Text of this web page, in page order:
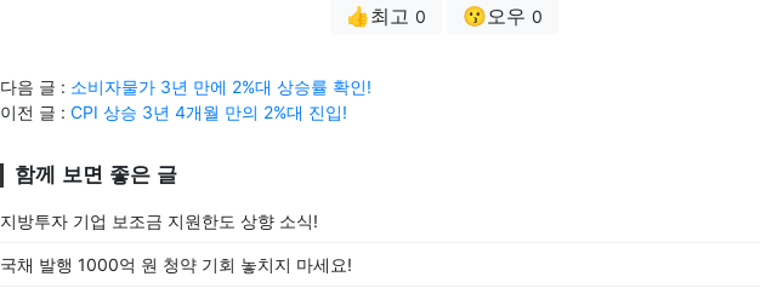
👍최고 0 😗오우 0
다음 글 : 소비자물가 3년 만에 2%대 상승률 확인!
이전 글 : CPI 상승 3년 4개월 만의 2%대 진입!
함께 보면 좋은 글
지방투자 기업 보조금 지원한도 상향 소식!
국채 발행 1000억 원 청약 기회 놓치지 마세요!